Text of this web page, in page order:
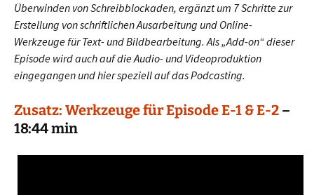
Überwinden von Schreibblockaden, ergänzt um 7 Schritte zur
Erstellung von schriftlichen Ausarbeitung und Online-
Werkzeuge für Text- und Bildbearbeitung. Als „Add-on“ dieser
Episode wird auch auf die Audio- und Videoproduktion
eingegangen und hier speziell auf das Podcasting.
Zusatz: Werkzeuge für Episode E-1 & E-2 –
18:44 min